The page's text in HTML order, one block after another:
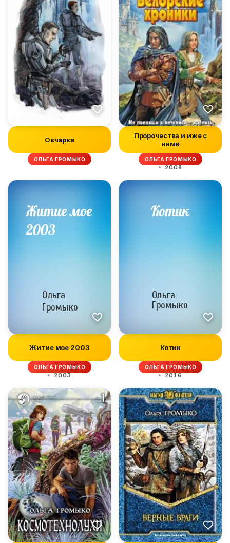
Овчарка
ОЛЬГА ГРОМЫКО
Пророчества и иже с
ними
ОЛЬГА ГРОМЫКО
2008
Житие мое 2003
ОЛЬГА ГРОМЫКО
2003
Котик
ОЛЬГА ГРОМЫКО
2016